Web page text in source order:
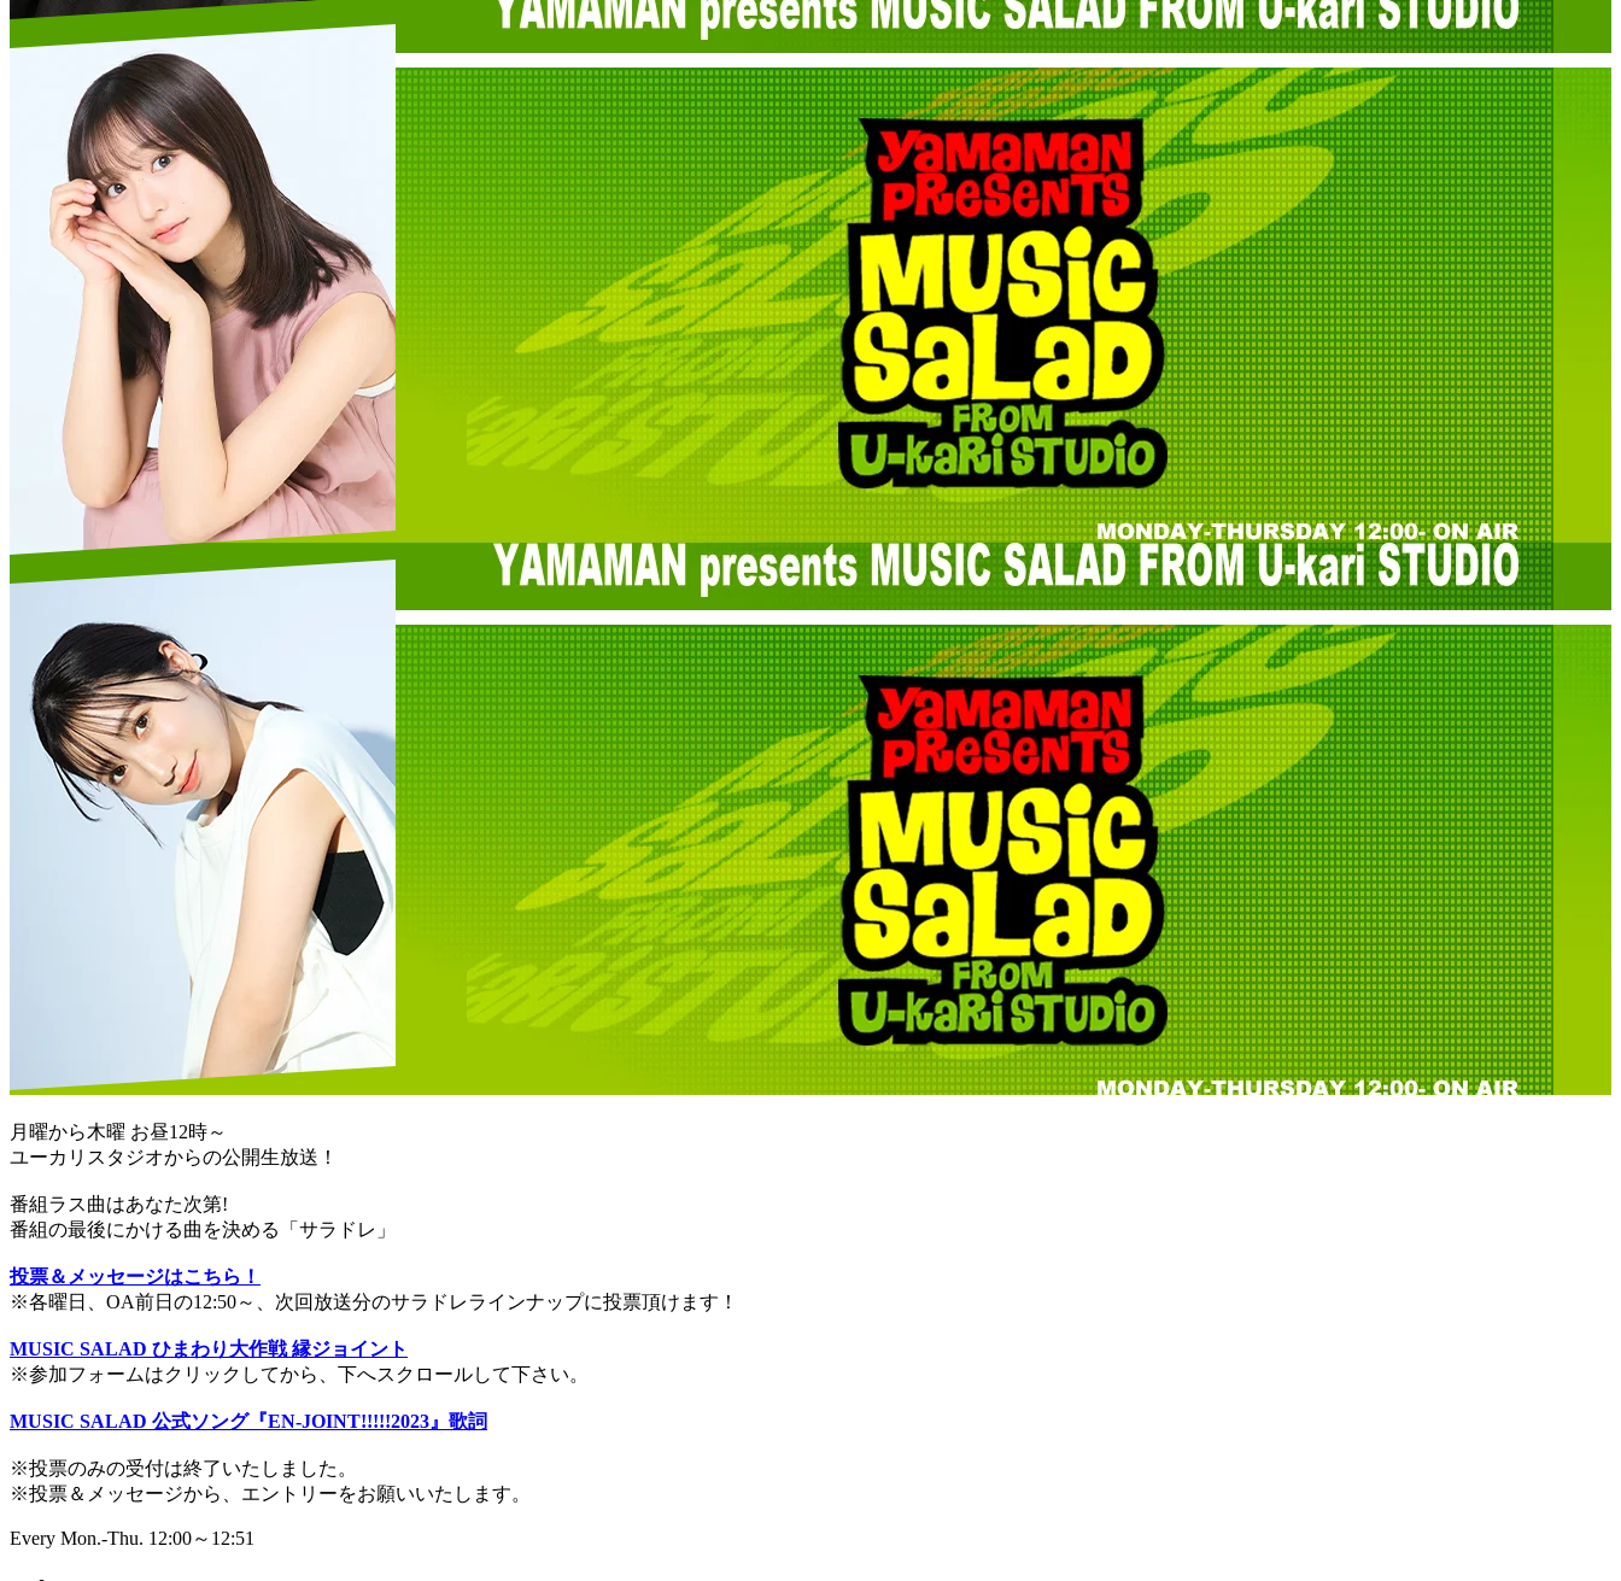
月曜から木曜 お昼12時～
ユーカリスタジオからの公開生放送！
番組ラス曲はあなた次第!
番組の最後にかける曲を決める「サラドレ」
投票＆メッセージはこちら！
※各曜日、OA前日の12:50～、次回放送分のサラドレラインナップに投票頂けます！
MUSIC SALAD ひまわり大作戦 縁ジョイント
※参加フォームはクリックしてから、下へスクロールして下さい。
MUSIC SALAD 公式ソング『EN-JOINT!!!!!2023』歌詞
※投票のみの受付は終了いたしました。
※投票＆メッセージから、エントリーをお願いいたします。
Every Mon.-Thu. 12:00～12:51